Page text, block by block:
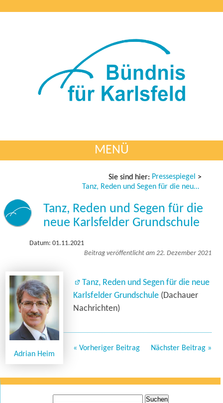
MENÜ
Sie sind hier: Pressespiegel >
Tanz, Reden und Segen für die neue Karlsfelder Grundschule
Tanz, Reden und Segen für die
neue Karlsfelder Grundschule
Datum: 01.11.2021
Beitrag veröffentlicht am 22. Dezember 2021
Adrian Heim
Tanz, Reden und Segen für die neue
Karlsfelder Grundschule (Dachauer
Nachrichten)
« Vorheriger Beitrag Nächster Beitrag »